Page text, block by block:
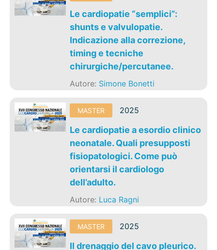
Le cardiopatie “semplici”:
shunts e valvulopatie.
Indicazione alla correzione,
timing e tecniche
chirurgiche/percutanee.
Autore: Simone Bonetti
MASTER 2025
Le cardiopatie a esordio clinico
neonatale. Quali presupposti
fisiopatologici. Come può
orientarsi il cardiologo
dell’adulto.
Autore: Luca Ragni
MASTER 2025
Il drenaggio del cavo pleurico.